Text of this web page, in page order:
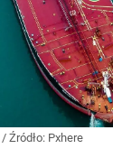
/ Źródło: Pxhere